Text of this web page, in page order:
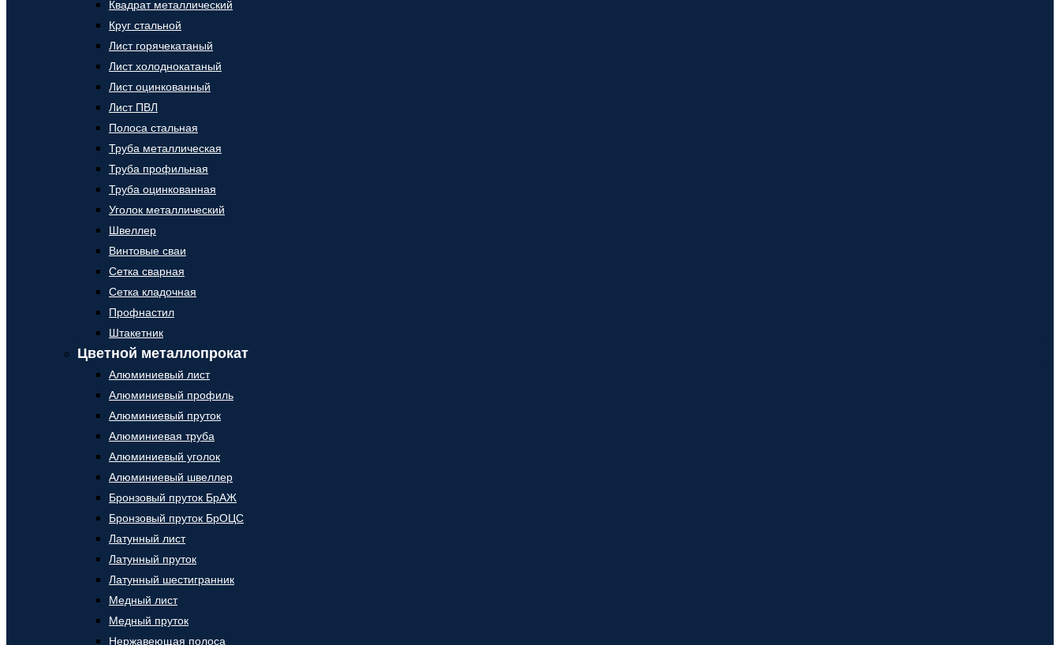
Квадрат металлический
Круг стальной
Лист горячекатаный
Лист холоднокатаный
Лист оцинкованный
Лист ПВЛ
Полоса стальная
Труба металлическая
Труба профильная
Труба оцинкованная
Уголок металлический
Швеллер
Винтовые сваи
Сетка сварная
Сетка кладочная
Профнастил
Штакетник
Цветной металлопрокат
Алюминиевый лист
Алюминиевый профиль
Алюминиевый пруток
Алюминиевая труба
Алюминиевый уголок
Алюминиевый швеллер
Бронзовый пруток БрАЖ
Бронзовый пруток БрОЦС
Латунный лист
Латунный пруток
Латунный шестигранник
Медный лист
Медный пруток
Нержавеющая полоса